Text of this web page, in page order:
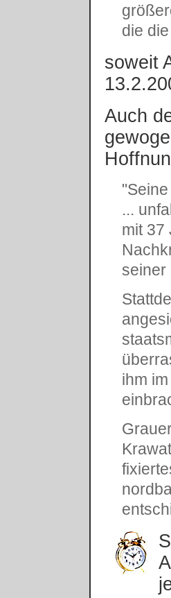
die
soweit
Auch
...
mit 37
seiner
ihm